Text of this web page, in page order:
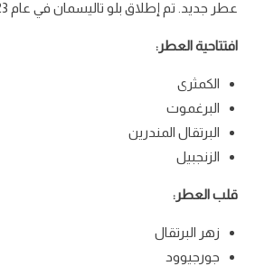
عطر جديد. تم إطلاق بلو تاليسمان في عام 2023.
افتتاحية العطر:
الكمثرى
البرغموت
البرتقال المندرين
الزنجبيل
قلب العطر:
زهر البرتقال
جورجيوود